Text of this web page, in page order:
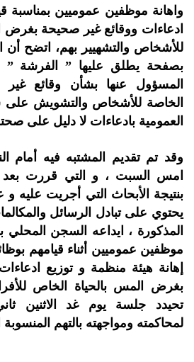
واهانة موظفين عموميين بمناسبة
ادعاءات ووقائع غير صحيحة بغرض
للأشخاص والتشهيير بهم، اتضح أن
بصفحة يطلق عليها ” الفرشة
المسؤول عنها بشأن وقائع
الخاصة للأشخاص والتشويش
العمومية بادعاءات لا دليل على
وقد تم تقديم المشتبه فيه أمام
امس السبت ، و التي قررت بعد
بنتيجة الأبحاث التي أجريت عليه و
يحتوي على تبادل الرسائل
المذكورة ، ايداعه السجن المحلي
موظفين عموميين أثناء قيامهم
إهانة هيئة منظمة و توزيع
بغرض المس بالحياة الخاص
تحيدد جلسة يوم غد الاثنين
لمحاكمته ومواجهته بالتهم المنسوبة